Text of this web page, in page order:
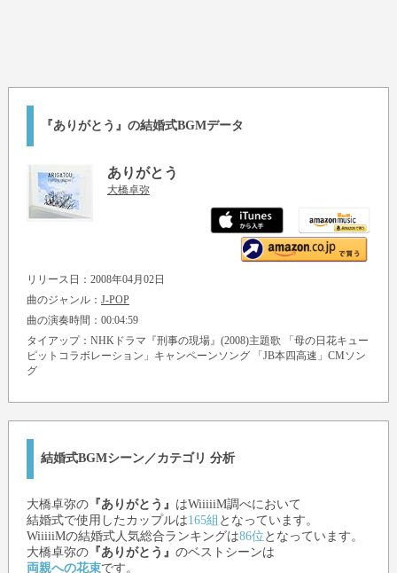
『ありがとう』の結婚式BGMデータ
ありがとう
大橋卓弥
リリース日：2008年04月02日
曲のジャンル： J-POP
曲の演奏時間：00:04:59
タイアップ：NHKドラマ『刑事の現場』(2008)主題歌 「母の日花キュー
ピットコラボレーション」キャンペーンソング 「JB本四高速」CMソン
グ
結婚式BGMシーン／カテゴリ 分析
大橋卓弥の『ありがとう』 はWiiiiiM調べにおいて
結婚式で使用したカップルは165組 となっています。
WiiiiiMの結婚式人気総合ランキングは86位 となっています。
大橋卓弥の『ありがとう』 のベストシーンは
両親への花束です。